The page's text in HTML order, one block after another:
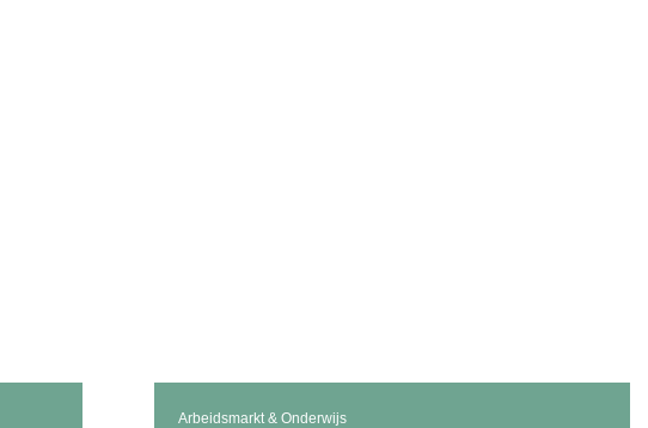
Arbeidsmarkt & Onderwijs